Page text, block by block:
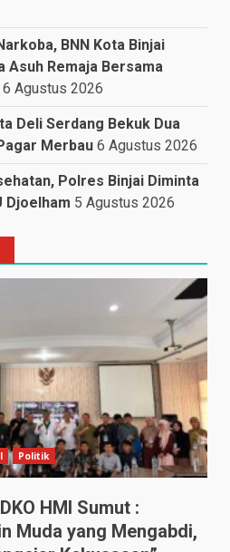
BNN Kota Binjai
Asuh Remaja Bersama
6 Agustus 2026
Deli Serdang Bekuk Dua
Merbau 6 Agustus 2026
Polres Binjai Diminta
Djoelham 5 Agustus 2026
Politik
HMI Sumut :
Muda yang Mengabdi,